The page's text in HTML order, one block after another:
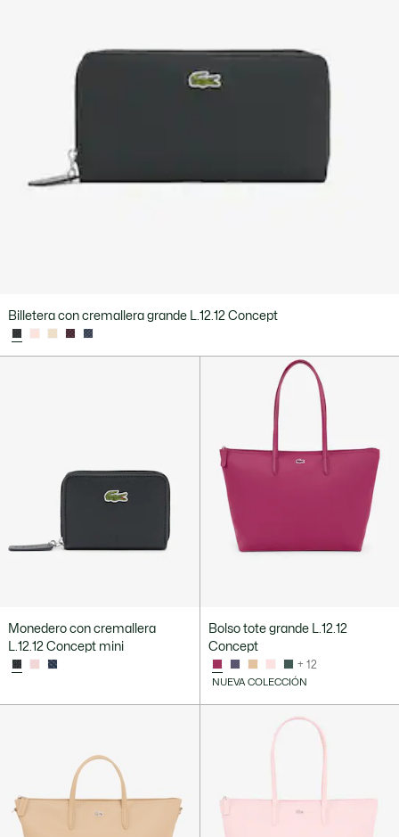
Billetera con cremallera grande L.12.12 Concept
Monedero con cremallera
L.12.12 Concept mini
Bolso tote grande L.12.12
Concept
+ 12
NUEVA COLECCIÓN